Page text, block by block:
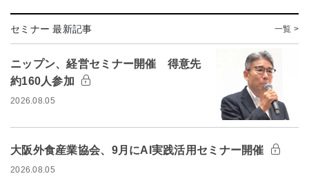
セミナー 最新記事 一覧 >
ニップン、経営セミナー開催 得意先
約160人参加
2026.08.05
大阪外食産業協会、9月にAI実践活用セミナー開催
2026.08.05